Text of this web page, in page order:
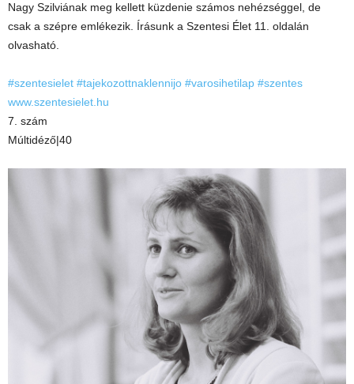
Nagy Szilviának meg kellett küzdenie számos nehézséggel, de
csak a szépre emlékezik. Írásunk a Szentesi Élet 11. oldalán
olvasható.
#szentesielet #tajekozottnaklennijo #varosihetilap #szentes
www.szentesielet.hu
7. szám
Múltidéző|40